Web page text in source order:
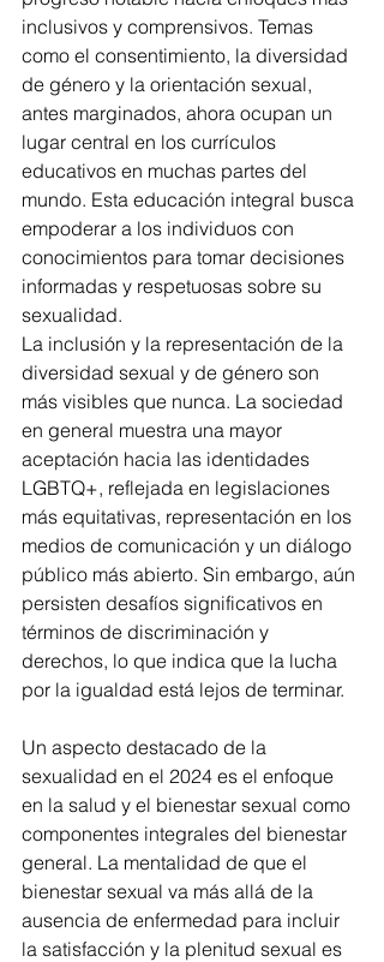
inclusivos y comprensivos. Temas
como el consentimiento, la diversidad
de género y la orientación sexual,
antes marginados, ahora ocupan un
lugar central en los currículos
educativos en muchas partes del
mundo. Esta educación integral busca
empoderar a los individuos con
conocimientos para tomar decisiones
informadas y respetuosas sobre su
sexualidad.
La inclusión y la representación de la
diversidad sexual y de género son
más visibles que nunca. La sociedad
en general muestra una mayor
aceptación hacia las identidades
LGBTQ+, reflejada en legislaciones
más equitativas, representación en los
medios de comunicación y un diálogo
público más abierto. Sin embargo, aún
persisten desafíos significativos en
términos de discriminación y
derechos, lo que indica que la lucha
por la igualdad está lejos de terminar.
Un aspecto destacado de la
sexualidad en el 2024 es el enfoque
en la salud y el bienestar sexual como
componentes integrales del bienestar
general. La mentalidad de que el
bienestar sexual va más allá de la
ausencia de enfermedad para incluir
la satisfacción y la plenitud sexual es